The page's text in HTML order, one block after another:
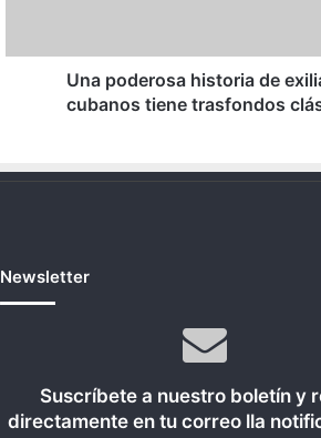
clásicos
Una poderosa historia de
cubanos tiene trasfondos
Newsletter
Suscríbete a nuestro boletín y
directamente en tu correo lla